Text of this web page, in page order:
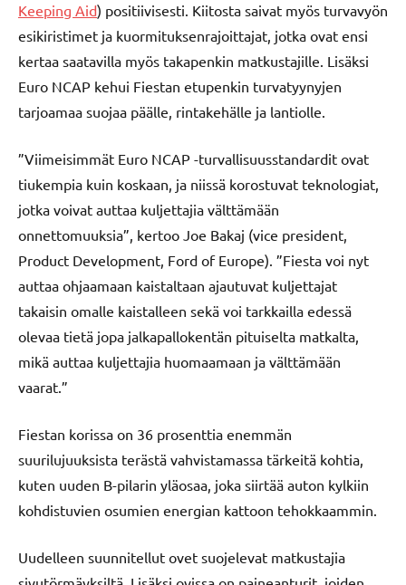
Keeping Aid) positiivisesti. Kiitosta saivat myös turvavyön
esikiristimet ja kuormituksenrajoittajat, jotka ovat ensi
kertaa saatavilla myös takapenkin matkustajille. Lisäksi
Euro NCAP kehui Fiestan etupenkin turvatyynyjen
tarjoamaa suojaa päälle, rintakehälle ja lantiolle.
”Viimeisimmät Euro NCAP -turvallisuusstandardit ovat
tiukempia kuin koskaan, ja niissä korostuvat teknologiat,
jotka voivat auttaa kuljettajia välttämään
onnettomuuksia”, kertoo Joe Bakaj (vice president,
Product Development, Ford of Europe). ”Fiesta voi nyt
auttaa ohjaamaan kaistaltaan ajautuvat kuljettajat
takaisin omalle kaistalleen sekä voi tarkkailla edessä
olevaa tietä jopa jalkapallokentän pituiselta matkalta,
mikä auttaa kuljettajia huomaamaan ja välttämään
vaarat.”
Fiestan korissa on 36 prosenttia enemmän
suurilujuuksista terästä vahvistamassa tärkeitä kohtia,
kuten uuden B-pilarin yläosaa, joka siirtää auton kylkiin
kohdistuvien osumien energian kattoon tehokkaammin.
Uudelleen suunnitellut ovet suojelevat matkustajia